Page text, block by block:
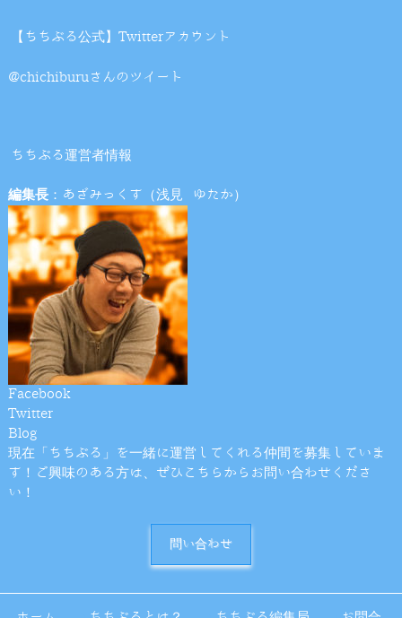
【ちちぶる公式】Twitterアカウント
@chichiburuさんのツイート
ちちぶる運営者情報
編集長：あざみっくす（浅見 ゆたか）
Facebook
Twitter
Blog
現在「ちちぶる」を一緒に運営してくれる仲間を募集していま
す！ご興味のある方は、ぜひこちらからお問い合わせくださ
い！
問い合わせ